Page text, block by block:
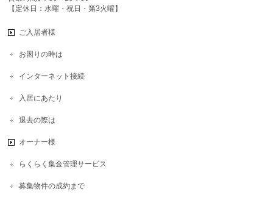
【定休日：水曜・祝日・第3火曜】
ご入居者様
お困りの時は
インターネット接続
入居にあたり
退去の際は
オーナー様
らくらく集金管理サービス
募集物件の成約まで